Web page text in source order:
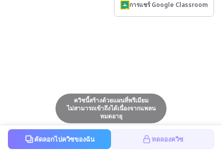
การแชร์ Google Classroom
ควิซนี้สร้างด้วยแผนที่พรีเมียม
ไม่สามารถเข้าถึงได้เนื่องจากแพลน
หมดอายุ
คัดลอกไปควิซของฉัน ทดลองควิซ